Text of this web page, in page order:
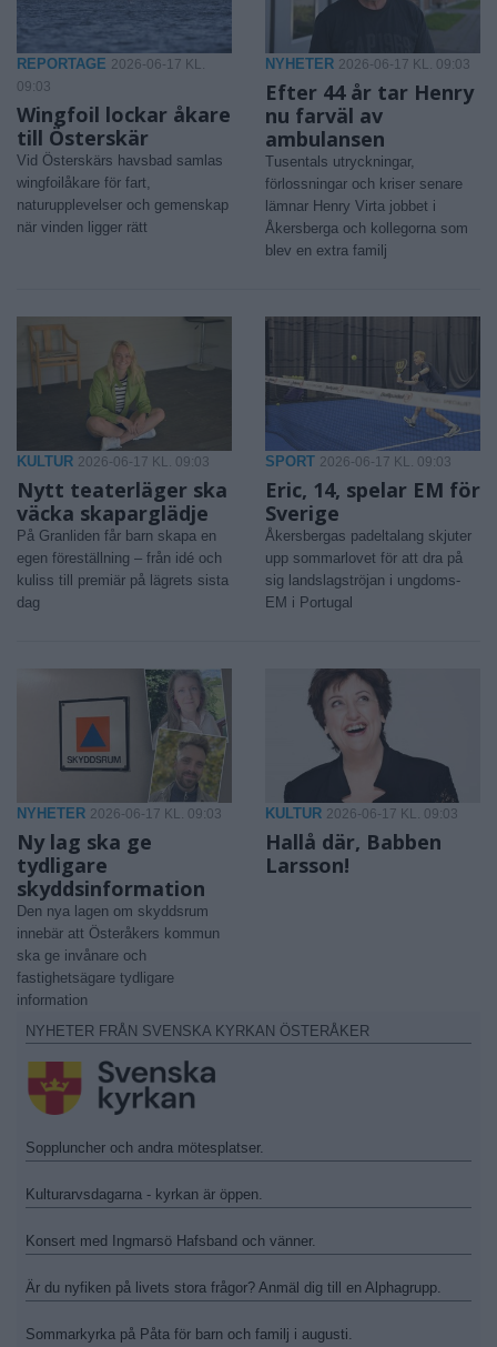
REPORTAGE 2026-06-17 KL.
09:03
Wingfoil lockar åkare
till Österskär
Vid Österskärs havsbad samlas
wingfoilåkare för fart,
naturupplevelser och gemenskap
när vinden ligger rätt
NYHETER 2026-06-17 KL. 09:03
Efter 44 år tar Henry
nu farväl av
ambulansen
Tusentals utryckningar,
förlossningar och kriser senare
lämnar Henry Virta jobbet i
Åkersberga och kollegorna som
blev en extra familj
KULTUR 2026-06-17 KL. 09:03
Nytt teaterläger ska
väcka skaparglädje
På Granliden får barn skapa en
egen föreställning – från idé och
kuliss till premiär på lägrets sista
dag
SPORT 2026-06-17 KL. 09:03
Eric, 14, spelar EM för
Sverige
Åkersbergas padeltalang skjuter
upp sommarlovet för att dra på
sig landslagströjan i ungdoms-
EM i Portugal
NYHETER 2026-06-17 KL. 09:03
Ny lag ska ge
tydligare
skyddsinformation
Den nya lagen om skyddsrum
innebär att Österåkers kommun
ska ge invånare och
fastighetsägare tydligare
information
KULTUR 2026-06-17 KL. 09:03
Hallå där, Babben
Larsson!
NYHETER FRÅN SVENSKA KYRKAN ÖSTERÅKER
Soppluncher och andra mötesplatser.
Kulturarvsdagarna - kyrkan är öppen.
Konsert med Ingmarsö Hafsband och vänner.
Är du nyfiken på livets stora frågor? Anmäl dig till en Alphagrupp.
Sommarkyrka på Påta för barn och familj i augusti.